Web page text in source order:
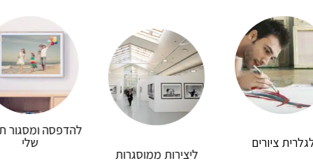
להדפסה ומסגור
שלי
ליצירות ממוסגרות
ציורים
אני פחות רוצה לקבל עדכונים, תודה
הרשמה
יש לי חשבון